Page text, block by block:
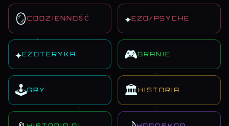
🪞CODZIENNOŚĆ ✦EZO/PSYCHE
✦EZOTERYKA 🎮GRANIE
🕹️GRY 🏛️HISTORIA